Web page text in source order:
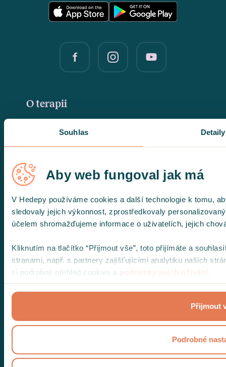
Souhlas Detaily
Aby web fungoval jak má
V Hedepy používáme cookies a další technologie k tomu,
sledovaly jejich výkonnost, zprostředkovaly
účelem shromažďujeme informace o uživatelích, jejich
Kliknutím na tlačítko “Přijmout vše”, toto přijímáte a
stranami, např. s partnery zajišťujícími analytiku našich
si podrobný přehled cookies a
podmínky jejich užívání
Přijmout
Podrobné
O terapii
Co je psychoterapie?
Párová terapie
Mohlo by vás zajímat
Ceník
Hedepy+ plán
Terapie na pojišťovnu
Pro psychoterapeuty